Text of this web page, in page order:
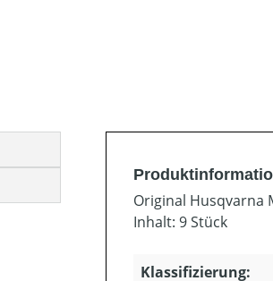
Original Husqvarna
Inhalt: 9 Stück
Klassifizierung: